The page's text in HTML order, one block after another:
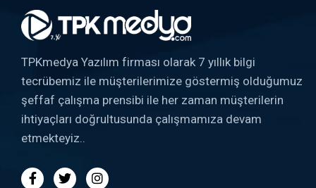
TPKmedya Yazılım firması olarak 7 yıllık bilgi
tecrübemiz ile müşterilerimize göstermiş olduğumuz
şeffaf çalışma prensibi ile her zaman müşterilerin
ihtiyaçları doğrultusunda çalışmamıza devam
etmekteyiz..